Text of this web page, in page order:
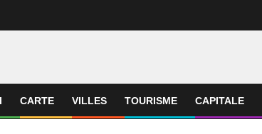
CARTE VILLES TOURISME CAPITALE